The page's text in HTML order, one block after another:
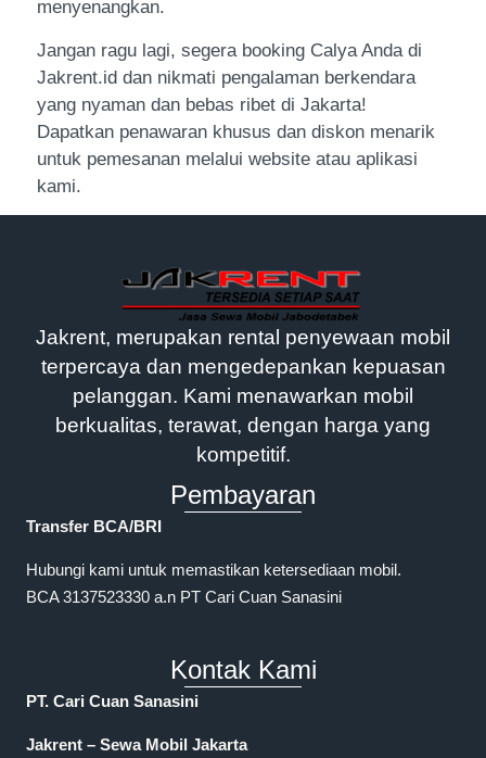
menyenangkan.
Jangan ragu lagi, segera booking Calya Anda di
Jakrent.id dan nikmati pengalaman berkendara
yang nyaman dan bebas ribet di Jakarta!
Dapatkan penawaran khusus dan diskon menarik
untuk pemesanan melalui website atau aplikasi
kami.
Jakrent, merupakan rental penyewaan mobil
terpercaya dan mengedepankan kepuasan
pelanggan. Kami menawarkan mobil
berkualitas, terawat, dengan harga yang
kompetitif.
Pembayaran
Transfer BCA/BRI
Hubungi kami untuk memastikan ketersediaan mobil.
BCA 3137523330 a.n PT Cari Cuan Sanasini
Kontak Kami
PT. Cari Cuan Sanasini
Jakrent – Sewa Mobil Jakarta